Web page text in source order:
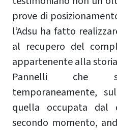
prove di
l’Adsu ha fatto
al recupero del
appartenente alla
Pannelli che
temporaneamente,
quella occupata
secondo momento,